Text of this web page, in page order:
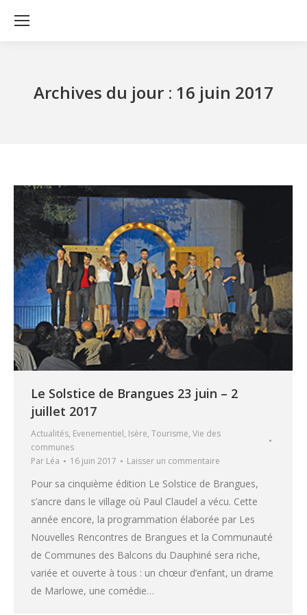
Archives du jour : 16 juin 2017
Le Solstice de Brangues 23 juin – 2
juillet 2017
Actualités, Evenementiel, Isère, Tourisme, Vie des
communes
Par Léa 16 juin 2017 Laisser un commentaire
Pour sa cinquième édition Le Solstice de Brangues,
s’ancre dans le village où Paul Claudel a vécu. Cette
année encore, la programmation élaborée par Les
Nouvelles Rencontres de Brangues et la Communauté
de Communes des Balcons du Dauphiné sera riche,
variée et ouverte à tous : un chœur d’enfant, un drame
de Marlowe, une comédie…